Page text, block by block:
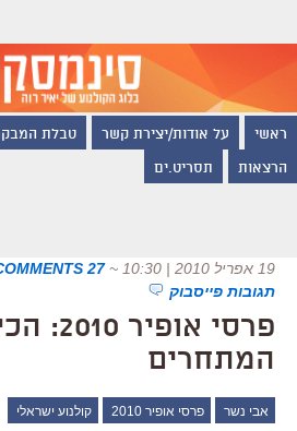
ראשי על אודות/יצירת קשר טבלת
הרצאות תסריט.ים
19 אפריל 2010 | 10:30 ~
27 COMMENTS
תגובות פייסבוק
פרסי
המתחרים
אבי נשר פרסי אופיר 2010 קולנוע ישראלי